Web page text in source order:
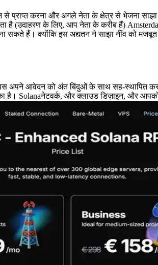
से प्राप्त करना और अगले नेता के क्षेत्र से भेजना
है (उदाहरण के लिए, आप नेता के करीब हैं)
हैं। क्योंकि इस अद्यतन ने साझा नींव को मजबूत
अपने आवेदन को अंत बिंदुओं के साथ सह-स्थापित
है। Solanaनेटवर्क, और क्लाउड डिज़ाइन, और